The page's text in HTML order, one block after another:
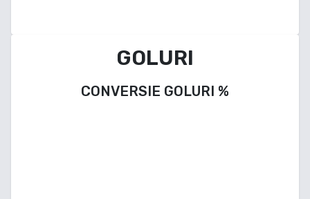
GOLURI
CONVERSIE GOLURI %